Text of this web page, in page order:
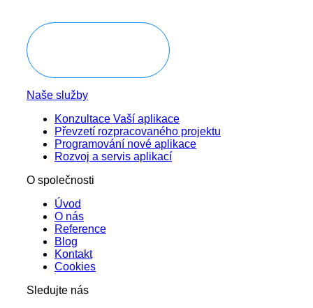
Naše služby
Konzultace Vaší aplikace
Převzetí rozpracovaného projektu
Programování nové aplikace
Rozvoj a servis aplikací
O společnosti
Úvod
O nás
Reference
Blog
Kontakt
Cookies
Sledujte nás